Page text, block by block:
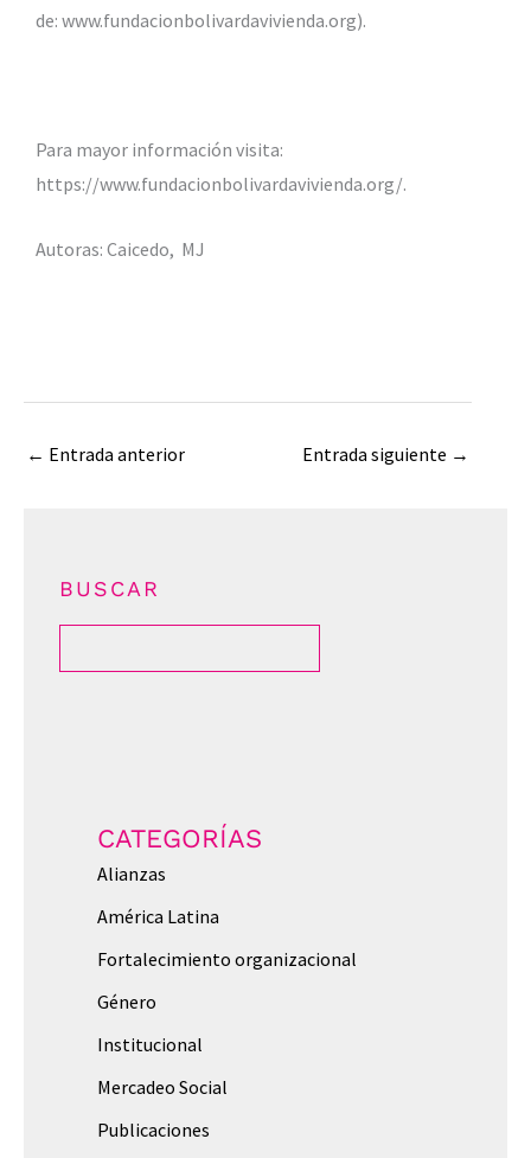
de: www.fundacionbolivardavivienda.org).
Para mayor información visita:
https://www.fundacionbolivardavivienda.org/.
Autoras: Caicedo, MJ
← Entrada anterior Entrada siguiente →
BUSCAR
CATEGORÍAS
Alianzas
América Latina
Fortalecimiento organizacional
Género
Institucional
Mercadeo Social
Publicaciones